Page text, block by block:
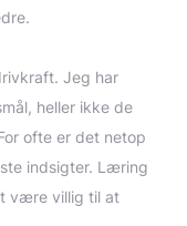
Jeg har
heller ikke de
ofte er det netop
indsigter. Læring
være villig til at